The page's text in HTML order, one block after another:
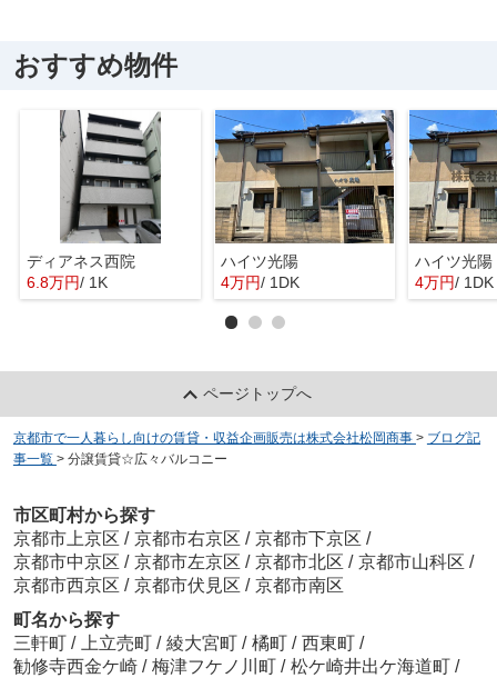
おすすめ物件
ディアネス西院
6.8万円/ 1K
ハイツ光陽
4万円/ 1DK
ハイツ光陽
4万円/ 1DK
ページトップへ
京都市で一人暮らし向けの賃貸・収益企画販売は株式会社松岡商事 > ブログ記
事一覧 > 分譲賃貸☆広々バルコニー
市区町村から探す
京都市上京区 / 京都市右京区 / 京都市下京区 /
京都市中京区 / 京都市左京区 / 京都市北区 / 京都市山科区 /
京都市西京区 / 京都市伏見区 / 京都市南区
町名から探す
三軒町 / 上立売町 / 綾大宮町 / 橘町 / 西東町 /
勧修寺西金ケ崎 / 梅津フケノ川町 / 松ケ崎井出ケ海道町 /